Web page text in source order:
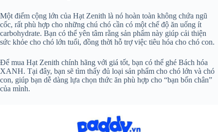
Một điểm cộng lớn của Hạt Zenith là nó hoàn toàn không chứa ngũ
cốc, rất phù hợp cho những chú chó cần có một chế độ ăn uống ít
carbohydrate. Bạn có thể yên tâm rằng sản phẩm này giúp cải thiện
sức khỏe cho chó lớn tuổi, đồng thời hỗ trợ việc tiêu hóa cho chó con.
Để mua Hạt Zenith chính hãng với giá tốt, bạn có thể ghé Bách hóa
XANH. Tại đây, bạn sẽ tìm thấy đủ loại sản phẩm cho chó lớn và chó
con, giúp bạn dễ dàng lựa chọn thức ăn phù hợp cho “bạn bốn chân”
của mình.